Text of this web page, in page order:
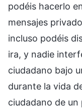
podéis hacerlo
mensajes
incluso podéis
ira, y nadie
ciudadano bajo
durante la vida
ciudadano de